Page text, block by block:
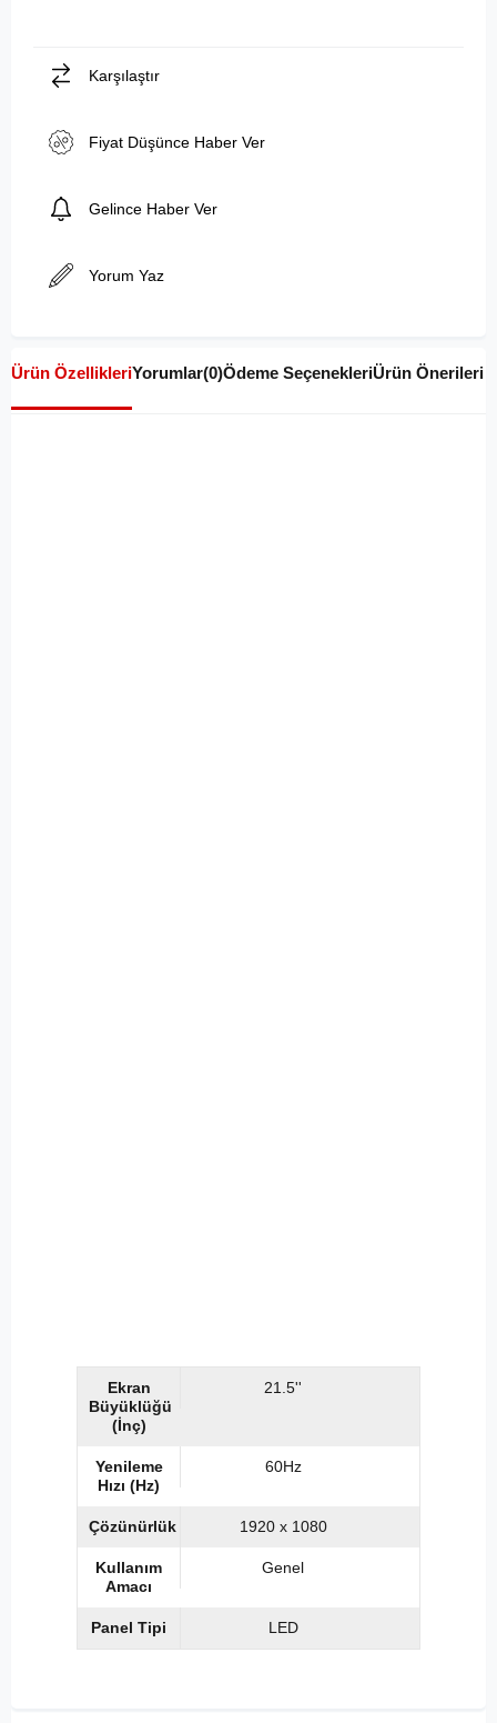
Karşılaştır
Fiyat Düşünce Haber Ver
Gelince Haber Ver
Yorum Yaz
Ürün ÖzellikleriYorumlar(0)Ödeme SeçenekleriÜrün Önerileri
Ekran
Büyüklüğü
(İnç)
21.5''
Yenileme
Hızı (Hz)
60Hz
Çözünürlük 1920 x 1080
Kullanım
Amacı
Genel
Panel Tipi LED